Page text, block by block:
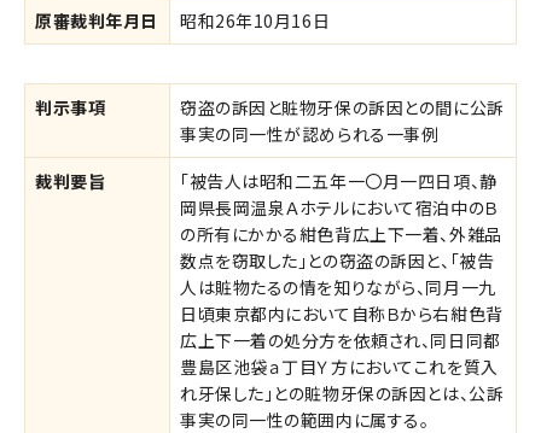
原審裁判年月日
昭和26年10月16日
判示事項
窃盗の訴因と賍物牙保の訴因との間に公訴
事実の同一性が認められる一事例
裁判要旨
「被告人は昭和二五年一〇月一四日項、静
岡県長岡温泉Ａホテルにおいて宿泊中のＢ
の所有にかかる紺色背広上下一着、外雑品
数点を窃取した」との窃盗の訴因と、「被告
人は賍物たるの情を知りながら、同月一九
日頃東京都内において自称Ｂから右紺色背
広上下一着の処分方を依頼され、同日同都
豊島区池袋ａ丁目Ｙ方においてこれを質入
れ牙保した」との賍物牙保の訴因とは、公訴
事実の同一性の範囲内に属する。